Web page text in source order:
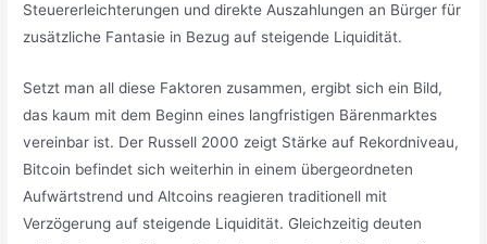
Steuererleichterungen und direkte Auszahlungen an Bürger für
zusätzliche Fantasie in Bezug auf steigende Liquidität.
Setzt man all diese Faktoren zusammen, ergibt sich ein Bild,
das kaum mit dem Beginn eines langfristigen Bärenmarktes
vereinbar ist. Der Russell 2000 zeigt Stärke auf Rekordniveau,
Bitcoin befindet sich weiterhin in einem übergeordneten
Aufwärtstrend und Altcoins reagieren traditionell mit
Verzögerung auf steigende Liquidität. Gleichzeitig deuten